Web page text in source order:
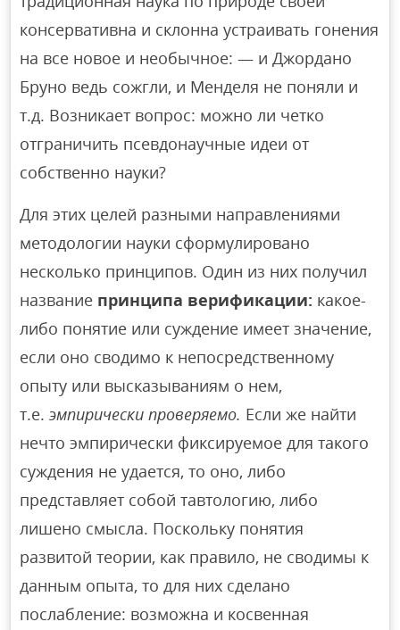
консервативна и склонна устраивать гонения
на все новое и необычное: — и Джордано
Бруно ведь сожгли, и Менделя не поняли и
т.д. Возникает вопрос: можно ли четко
отграничить псевдонаучные идеи от
собственно науки?
Для этих целей разными направлениями
методологии науки сформулировано
несколько принципов. Один из них получил
название принципа верификации: какое-
либо понятие или суждение имеет значение,
если оно сводимо к непосредственному
опыту или высказываниям о нем,
т.е.эмпирически проверяемо. Если же найти
нечто эмпирически фиксируемое для такого
суждения не удается, то оно, либо
представляет собой тавтологию, либо
лишено смысла. Поскольку понятия
развитой теории, как правило, не сводимы к
данным опыта, то для них сделано
послабление: возможна и косвенная